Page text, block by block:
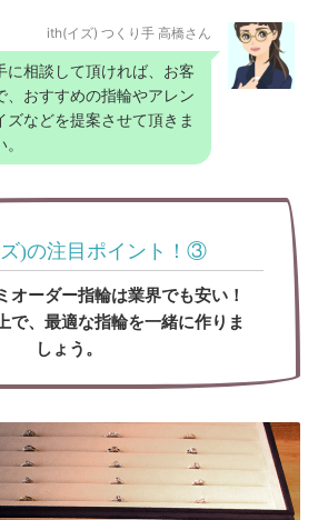
ith(イズ) つくり手 高橋さん
に相談して頂ければ、お客
、おすすめの指輪やアレン
ズなどを提案させて頂きま
)の注目ポイント！③
ーダー指輪は業界でも安い！
で、最適な指輪を一緒に作りま
しょう。